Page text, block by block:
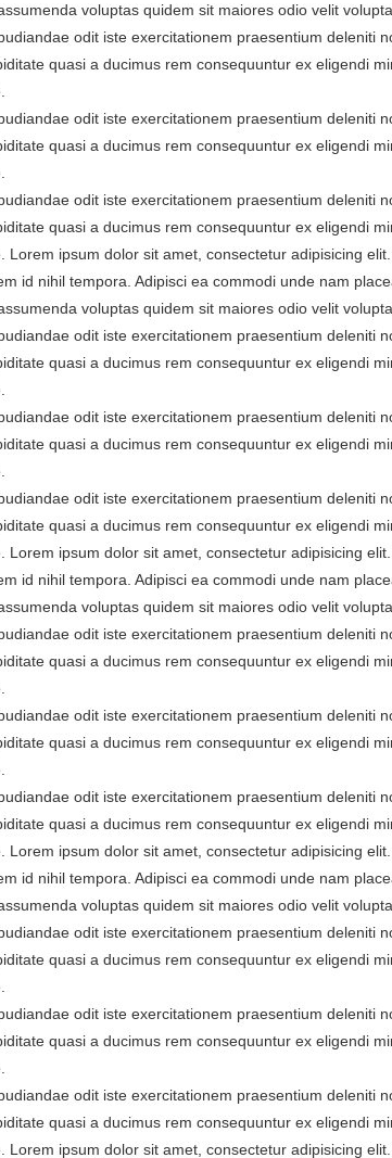
voluptas quidem sit maiores odio velit
odit iste exercitationem praesentium deleniti
quasi a ducimus rem consequuntur ex eligendi
odit iste exercitationem praesentium deleniti
quasi a ducimus rem consequuntur ex eligendi
odit iste exercitationem praesentium deleniti
quasi a ducimus rem consequuntur ex eligendi
ipsum dolor sit amet, consectetur adipisicing
id nihil tempora. Adipisci ea commodi unde nam
voluptas quidem sit maiores odio velit
odit iste exercitationem praesentium deleniti
quasi a ducimus rem consequuntur ex eligendi
odit iste exercitationem praesentium deleniti
quasi a ducimus rem consequuntur ex eligendi
odit iste exercitationem praesentium deleniti
quasi a ducimus rem consequuntur ex eligendi
ipsum dolor sit amet, consectetur adipisicing
id nihil tempora. Adipisci ea commodi unde nam
voluptas quidem sit maiores odio velit
odit iste exercitationem praesentium deleniti
quasi a ducimus rem consequuntur ex eligendi
odit iste exercitationem praesentium deleniti
quasi a ducimus rem consequuntur ex eligendi
odit iste exercitationem praesentium deleniti
quasi a ducimus rem consequuntur ex eligendi
ipsum dolor sit amet, consectetur adipisicing
id nihil tempora. Adipisci ea commodi unde nam
voluptas quidem sit maiores odio velit
odit iste exercitationem praesentium deleniti
quasi a ducimus rem consequuntur ex eligendi
odit iste exercitationem praesentium deleniti
quasi a ducimus rem consequuntur ex eligendi
odit iste exercitationem praesentium deleniti
quasi a ducimus rem consequuntur ex eligendi
ipsum dolor sit amet, consectetur adipisicing